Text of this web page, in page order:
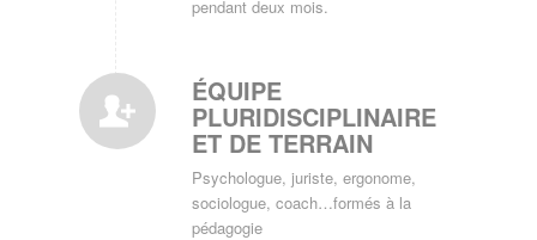
pendant deux mois.
ÉQUIPE
PLURIDISCIPLINAIRE
ET DE TERRAIN
Psychologue, juriste, ergonome,
sociologue, coach…formés à la
pédagogie